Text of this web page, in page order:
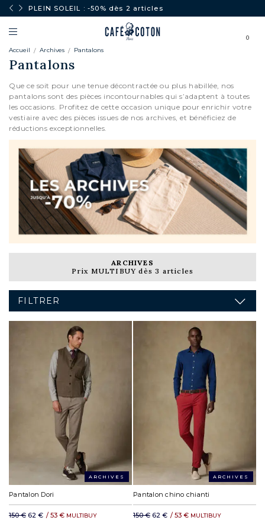
PLEIN SOLEIL : -50% dès 2 articles
0
Accueil Archives Pantalons
Pantalons
Que ce soit pour une tenue décontractée ou plus habillée, nos
pantalons sont des pièces incontournables qui s’adaptent à toutes
les occasions. Profitez de cette occasion unique pour enrichir votre
vestiaire avec des pièces issues de nos archives, et bénéficiez de
réductions exceptionnelles.
ARCHIVES
Prix MULTIBUY dès 3 articles
FILTRER
ARCHIVES
Pantalon Dori
150 € 62 € / 53 € MULTIBUY
ARCHIVES
Pantalon chino chianti
150 € 62 € / 53 € MULTIBUY